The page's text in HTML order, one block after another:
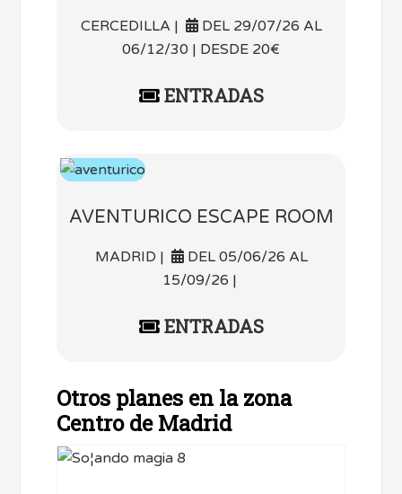
CERCEDILLA |
DEL 29/07/26 AL
06/12/30 | DESDE 20€
ENTRADAS
AVENTURICO ESCAPE ROOM
MADRID |
DEL 05/06/26 AL
15/09/26 |
ENTRADAS
Otros planes en la zona
Centro de Madrid